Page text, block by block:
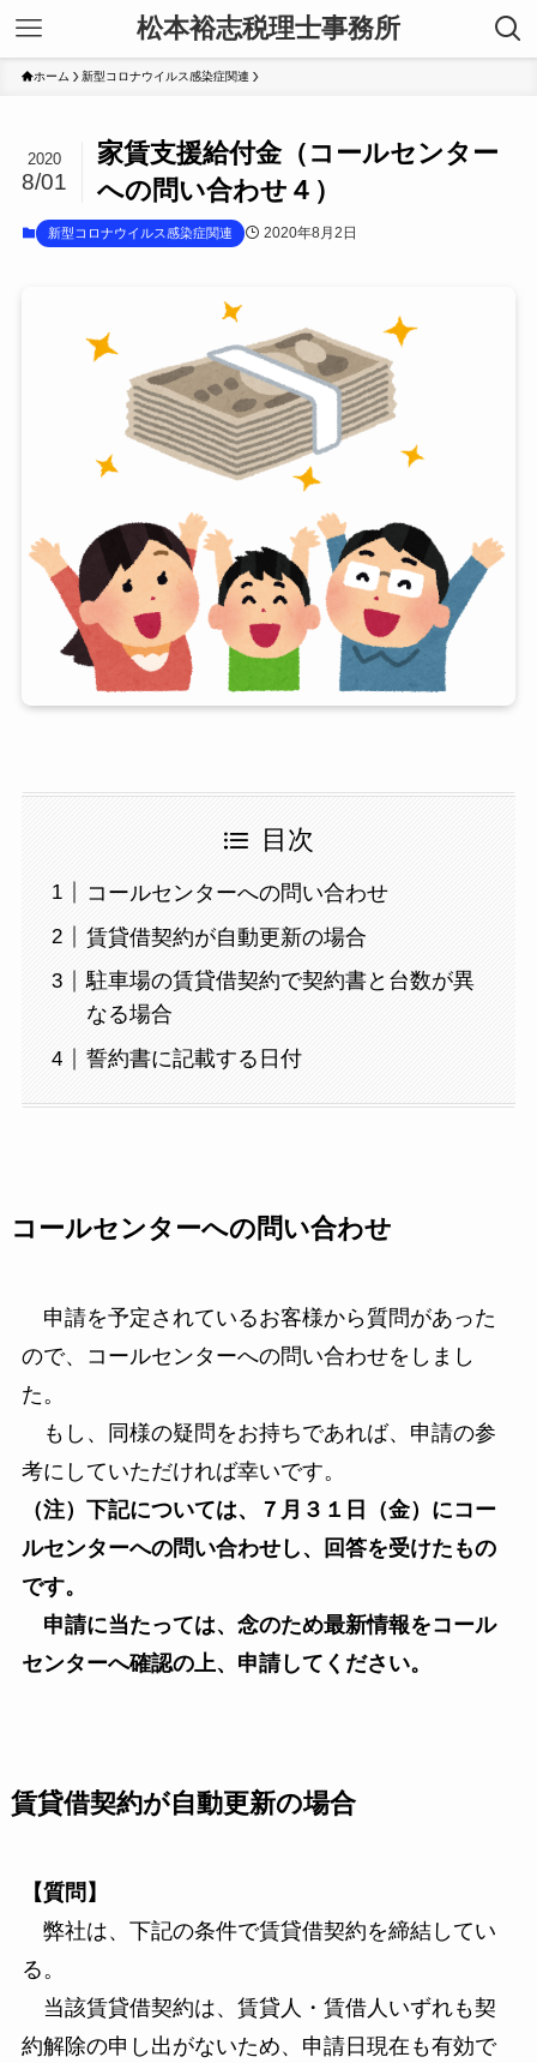
松本裕志税理士事務所
ホーム 新型コロナウイルス感染症関連
家賃支援給付金（コールセンター
への問い合わせ４）
2020
8/01
新型コロナウイルス感染症関連 2020年8月2日
目次
コールセンターへの問い合わせ
賃貸借契約が自動更新の場合
駐車場の賃貸借契約で契約書と台数が異
なる場合
誓約書に記載する日付
コールセンターへの問い合わせ
申請を予定されているお客様から質問があった
ので、コールセンターへの問い合わせをしまし
た。
もし、同様の疑問をお持ちであれば、申請の参
考にしていただければ幸いです。
（注）下記については、７月３１日（金）にコー
ルセンターへの問い合わせし、回答を受けたもの
です。
申請に当たっては、念のため最新情報をコール
センターへ確認の上、申請してください。
賃貸借契約が自動更新の場合
【質問】
弊社は、下記の条件で賃貸借契約を締結してい
る。
当該賃貸借契約は、賃貸人・賃借人いずれも契
約解除の申し出がないため、申請日現在も有効で